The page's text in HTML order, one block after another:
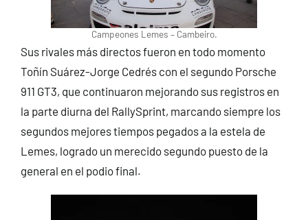
Campeones Lemes – Cambeiro.
Sus rivales más directos fueron en todo momento
Toñín Suárez-Jorge Cedrés con el segundo Porsche
911 GT3, que continuaron mejorando sus registros en
la parte diurna del RallySprint, marcando siempre los
segundos mejores tiempos pegados a la estela de
Lemes, logrado un merecido segundo puesto de la
general en el podio final.